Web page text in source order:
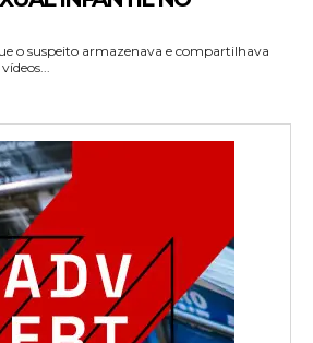
o suspeito armazenava e compartilhava